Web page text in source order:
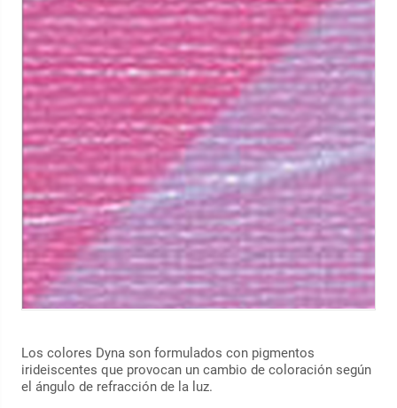
Los colores Dyna son formulados con pigmentos
irideiscentes que provocan un cambio de coloración según
el ángulo de refracción de la luz.